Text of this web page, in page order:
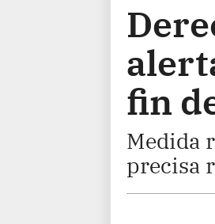
fin
Medida
precisa